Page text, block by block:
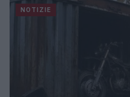
NOTIZIE